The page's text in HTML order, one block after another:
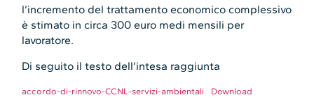
l’incremento del trattamento economico complessivo
è stimato in circa 300 euro medi mensili per
lavoratore.
Di seguito il testo dell’intesa raggiunta
accordo-di-rinnovo-CCNL-servizi-ambientali Download